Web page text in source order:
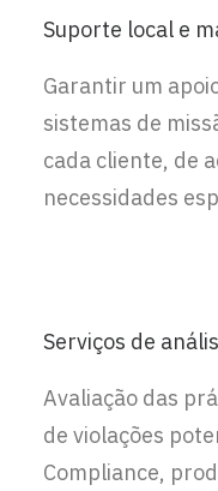
Suporte local e
Garantir um
sistemas de
cada cliente, de
necessidades
Serviços de
Avaliação das
de violações
Compliance,